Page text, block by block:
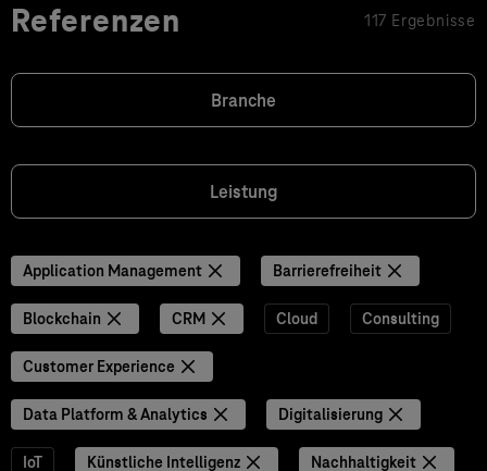
Referenzen 117 Ergebnisse
Branche
Leistung
Application Management Barrierefreiheit
Blockchain CRM Cloud Consulting
Customer Experience
Data Platform & Analytics Digitalisierung
IoT Künstliche Intelligenz Nachhaltigkeit